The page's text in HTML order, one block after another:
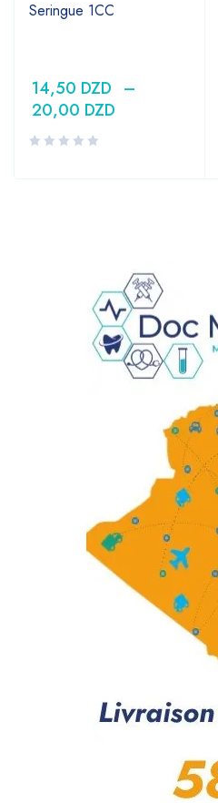
Seringue 1CC
14,50 DZD –
20,00 DZD